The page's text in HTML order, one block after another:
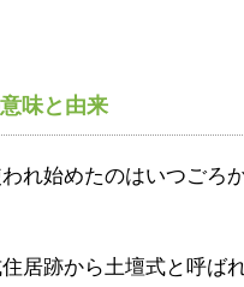
味と由来
れ始めたのはいつごろ
居跡から土壇式と呼ば